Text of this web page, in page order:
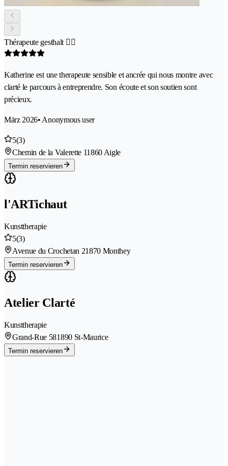
Thérapeute gesthalt 👌🏻
Katherine est une therapeute sensible et ancrée qui nous montre avec
clarté le parcours à entreprendre. Son écoute et son soutien sont
précieux.
März 2026• Anonymous user
5(3)
Chemin de la Valerette 11860 Aigle
Termin reservieren
l'ARTichaut
Kunsttherapie
5(3)
Avenue du Crochetan 21870 Monthey
Termin reservieren
Atelier Clarté
Kunsttherapie
Grand-Rue 581890 St-Maurice
Termin reservieren